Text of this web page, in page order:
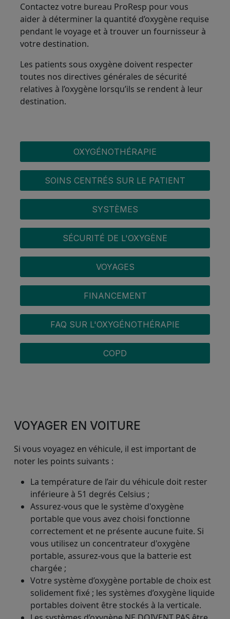
Contactez votre bureau ProResp pour vous
aider à déterminer la quantité d’oxygène requise
pendant le voyage et à trouver un fournisseur à
votre destination.
Les patients sous oxygène doivent respecter
toutes nos directives générales de sécurité
relatives à l’oxygène lorsqu’ils se rendent à leur
destination.
OXYGEN MENUOXYGÉNOTHÉRAPIE
SOINS CENTRÉS SUR LE PATIENT
SYSTÈMES
SÉCURITÉ DE L'OXYGÈNE
VOYAGES
FINANCEMENT
FAQ SUR L'OXYGÉNOTHÉRAPIE
COPD
VOYAGER EN VOITURE
Si vous voyagez en véhicule, il est important de
noter les points suivants :
La température de l’air du véhicule doit rester
inférieure à 51 degrés Celsius ;
Assurez-vous que le système d'oxygène
portable que vous avez choisi fonctionne
correctement et ne présente aucune fuite. Si
vous utilisez un concentrateur d'oxygène
portable, assurez-vous que la batterie est
chargée ;
Votre système d’oxygène portable de choix est
solidement fixé ; les systèmes d’oxygène liquide
portables doivent être stockés à la verticale.